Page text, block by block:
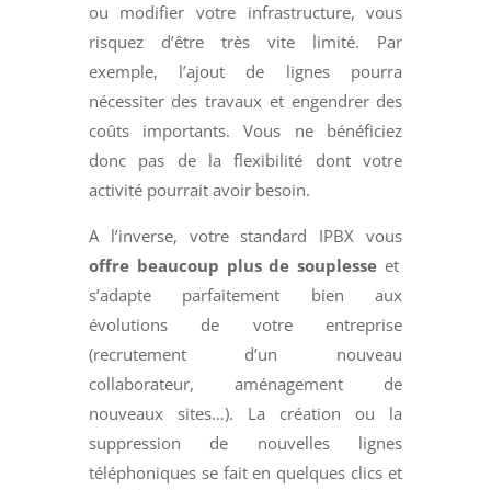
ou modifier votre infrastructure, vous
risquez d’être très vite limité. Par
exemple, l’ajout de lignes pourra
nécessiter des travaux et engendrer des
coûts importants. Vous ne bénéficiez
donc pas de la flexibilité dont votre
activité pourrait avoir besoin.
A l’inverse, votre standard IPBX vous
offre beaucoup plus de souplesse et
s’adapte parfaitement bien aux
évolutions de votre entreprise
(recrutement d’un nouveau
collaborateur, aménagement de
nouveaux sites…). La création ou la
suppression de nouvelles lignes
téléphoniques se fait en quelques clics et